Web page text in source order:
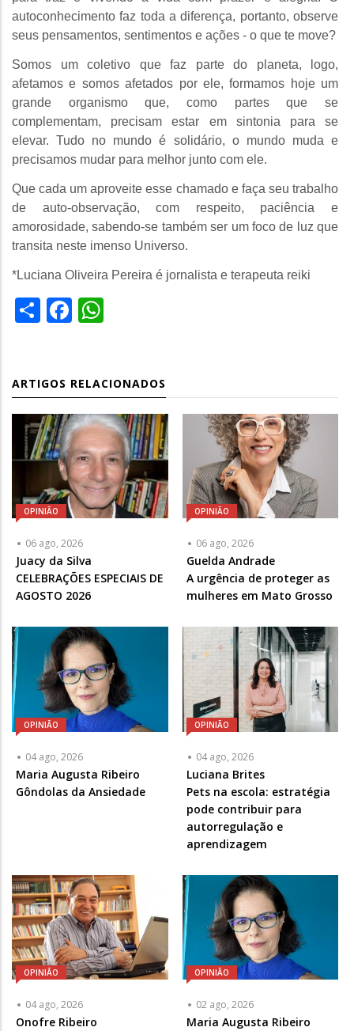
autoconhecimento faz toda a diferença, portanto, observe
seus pensamentos, sentimentos e ações - o que te move?
Somos um coletivo que faz parte do planeta, logo,
afetamos e somos afetados por ele, formamos hoje um
grande organismo que, como partes que se
complementam, precisam estar em sintonia para se
elevar. Tudo no mundo é solidário, o mundo muda e
precisamos mudar para melhor junto com ele.
Que cada um aproveite esse chamado e faça seu trabalho
de auto-observação, com respeito, paciência e
amorosidade, sabendo-se também ser um foco de luz que
transita neste imenso Universo.
*Luciana Oliveira Pereira é jornalista e terapeuta reiki
ShareFacebook
ARTIGOS RELACIONADOS
OPINIÃO
06 ago, 2026
Articulista
ou
Chamada
Opcional
Juacy da Silva
CELEBRAÇÕES ESPECIAIS DE
AGOSTO 2026
OPINIÃO
06 ago, 2026
Articulista
ou
Chamada
Opcional
Guelda Andrade
A urgência de proteger as
mulheres em Mato Grosso
OPINIÃO
04 ago, 2026
Articulista
ou
Maria Augusta Ribeiro
Gôndolas da Ansiedade
OPINIÃO
04 ago, 2026
Articulista
ou
Chamada
-
Opcional
Luciana Brites
Pets na escola: estratégia
pode contribuir para
autorregulação e
aprendizagem
OPINIÃO
04 ago, 2026
Articulista
Onofre Ribeiro
OPINIÃO
02 ago, 2026
Articulista
Maria Augusta Ribeiro